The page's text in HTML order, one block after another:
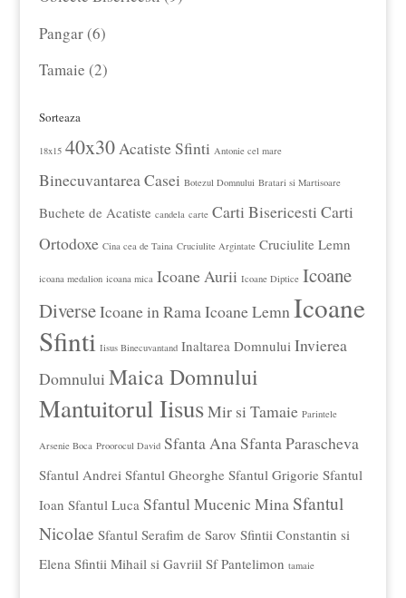
Pangar 66
produse
Tamaie 22
Sorteaza
18x15 40x30Acatiste Sfinti Antonie cel mare
Binecuvantarea Casei Botezul Domnului Bratari si Martisoare
Buchete de Acatiste candela carte Carti Bisericesti Carti
Ortodoxe Cina cea de Taina Cruciulite Argintate Cruciulite Lemn
icoana medalion icoana mica Icoane Aurii Icoane Diptice Icoane
DiverseIcoane in RamaIcoane LemnIcoane
Sfinti Iisus Binecuvantand Inaltarea Domnului Invierea
Domnului Maica Domnului
Mantuitorul IisusMir si Tamaie Parintele
Arsenie Boca Proorocul David Sfanta AnaSfanta Parascheva
Sfantul Andrei Sfantul Gheorghe Sfantul Grigorie Sfantul
Ioan Sfantul Luca Sfantul Mucenic Mina Sfantul
Nicolae Sfantul Serafim de Sarov Sfintii Constantin si
Elena Sfintii Mihail si Gavriil Sf Pantelimon tamaie